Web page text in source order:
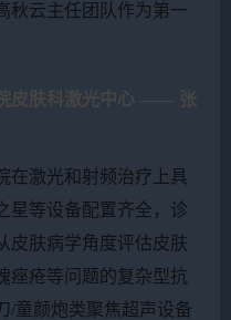
秋云主任团队作为第一
皮肤科激光中心 —— 张
在激光和射频治疗上具
星等设备配置齐全，诊
皮肤病学角度评估皮肤
痤疮等问题的复杂型抗
/童颜炮类聚焦超声设备